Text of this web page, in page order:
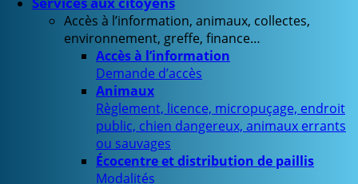
Accès à l’information, animaux, collectes,
environnement, greffe, finance…
Accès à l’information
Demande d’accès
Animaux
Règlement, licence, micropuçage, endroit
public, chien dangereux, animaux errants
ou sauvages
Écocentre et distribution de paillis
Modalités